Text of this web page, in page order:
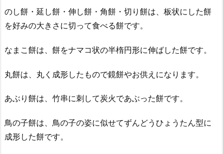
のし餅・延し餅・伸し餅・角餅・切り餅は、板状にした餅
を好みの大きさに切って食べる餅です。
なまこ餅は、餅をナマコ状の半楕円形に伸ばした餅です。
丸餅は、丸く成形したもので鏡餅やお供えになります。
あぶり餅は、竹串に刺して炭火であぶった餅です。
鳥の子餅は、鳥の子の姿に似せてずんどうひょうたん型に
成形した餅です。